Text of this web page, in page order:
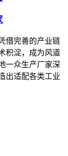
借完善的产业链
积淀，成为风道
一众生产厂家深
出适配各类工业